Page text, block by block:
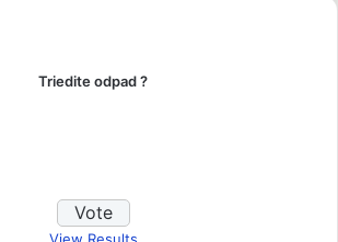
Triedite odpad ?